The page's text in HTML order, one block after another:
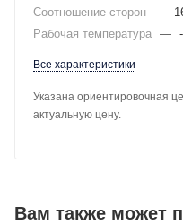
Соотношение сторон —
Рабочая температура —
Все характеристики
Указана ориентировочная
актуальную цену.
Вам также может